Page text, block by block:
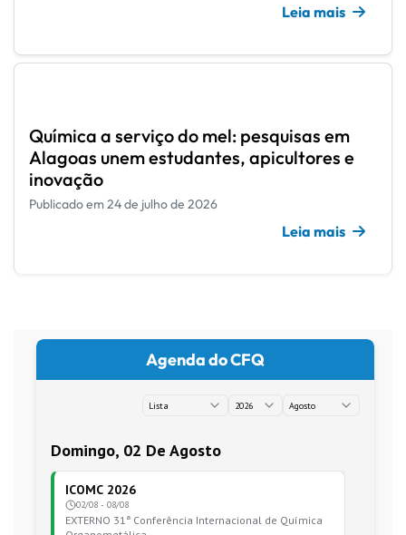
Leia mais
Química a serviço do mel: pesquisas em
Alagoas unem estudantes, apicultores e
inovação
Publicado em 24 de julho de 2026
Leia mais
Agenda do CFQ